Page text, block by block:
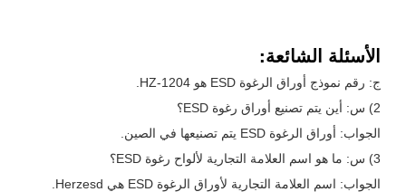
الأسئلة الشائعة:
ج: رقم نموذج أوراق الرغوة ESD هو HZ-1204.
2) س: أين يتم تصنيع أوراق رغوة ESD؟
الجواب: أوراق الرغوة ESD يتم تصنيعها في الصين.
3) س: ما هو اسم العلامة التجارية لألواح رغوة ESD؟
الجواب: اسم العلامة التجارية لأوراق الرغوة ESD هي Herzesd.